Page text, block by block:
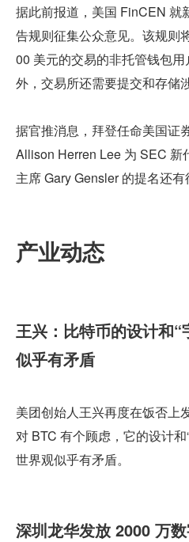
据此前报道，美国 FinCEN 就
告规则征集公众意见。该规则
00 美元的交易的非托管钱包
外，交易所还需要提交和存储
据官推消息，拜登任命美国证
Allison Herren Lee 为 SEC 新
主席 Gary Gensler 的提名还有
产业动态
王兴：比特币的设计和
似乎有矛盾
美团创始人王兴再度在饭否上
对 BTC 有个顾虑，它的设计
世界观似乎有矛盾。
深圳龙华发放 2000 万